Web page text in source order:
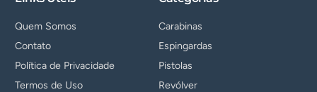
Quem Somos
Contato
Política de Privacidade
Termos de Uso
Carabinas
Espingardas
Pistolas
Revólver